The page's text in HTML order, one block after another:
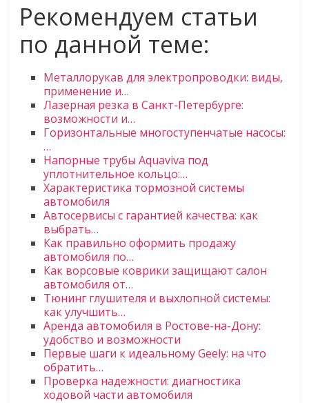
Рекомендуем статьи
по данной теме:
Металлорукав для электропроводки: виды,
применение и…
Лазерная резка в Санкт-Петербурге:
возможности и…
Горизонтальные многоступенчатые насосы:
…
Напорные трубы Aquaviva под
уплотнительное кольцо:…
Характеристика тормозной системы
автомобиля
Автосервисы с гарантией качества: как
выбрать…
Как правильно оформить продажу
автомобиля по…
Как ворсовые коврики защищают салон
автомобиля от…
Тюнинг глушителя и выхлопной системы:
как улучшить…
Аренда автомобиля в Ростове-на-Дону:
удобство и возможности
Первые шаги к идеальному Geely: на что
обратить…
Проверка надежности: диагностика
ходовой части автомобиля